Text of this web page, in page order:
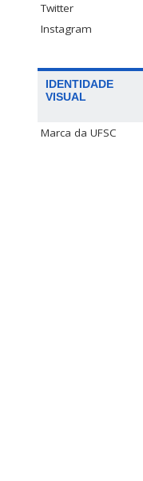
Twitter
Instagram
IDENTIDADE
VISUAL
Marca da UFSC